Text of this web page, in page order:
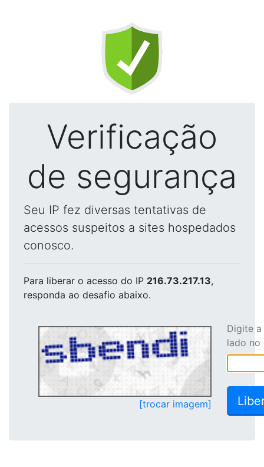
Verificação
de segurança
Seu IP fez diversas tentativas de
acessos suspeitos a sites hospedados
conosco.
Para liberar o acesso do IP 216.73.217.13,
responda ao desafio abaixo.
[trocar imagem]
Digite
lado no